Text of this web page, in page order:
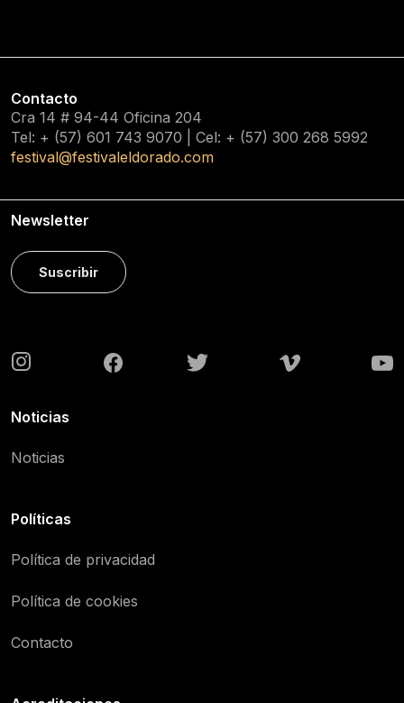
Contacto
Cra 14 # 94-44 Oficina 204
Tel: + (57) 601 743 9070 | Cel: + (57) 300 268 5992
festival@festivaleldorado.com
Newsletter
Suscribir
Noticias
Noticias
Políticas
Política de privacidad
Política de cookies
Contacto